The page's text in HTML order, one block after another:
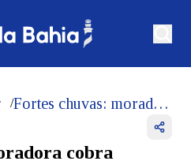
/ Fortes chuvas: moradora cobra solução da Prefeitura para alagamentos que se arrastam há 10 anos
cobra